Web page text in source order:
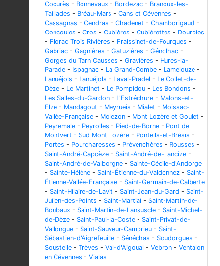
Cocurès - Bonnevaux - Bordezac - Branoux-les-
Taillades - Bréau-Mars - Cans et Cévennes -
Cassagnas - Cendras - Chadenet - Chamborigaud -
Concoules - Cros - Cubières - Cubiérettes - Dourbies
- Florac Trois Rivières - Fraissinet-de-Fourques -
Gabriac - Gagnières - Gatuzières - Génolhac -
Gorges du Tarn Causses - Gravières - Hures-la-
Parade - Ispagnac - La Grand-Combe - Lamelouze -
Lanuéjols - Lanuéjols - Laval-Pradel - Le Collet-de-
Dèze - Le Martinet - Le Pompidou - Les Bondons -
Les Salles-du-Gardon - L'Estréchure - Malons-et-
Elze - Mandagout - Meyrueis - Mialet - Moissac-
Vallée-Française - Molezon - Mont Lozère et Goulet -
Peyremale - Peyrolles - Pied-de-Borne - Pont de
Montvert - Sud Mont Lozère - Ponteils-et-Brésis -
Portes - Pourcharesses - Prévenchères - Rousses -
Saint-André-Capcèze - Saint-André-de-Lancize -
Saint-André-de-Valborgne - Sainte-Cécile-d'Andorge
- Sainte-Hélène - Saint-Étienne-du-Valdonnez - Saint-
Étienne-Vallée-Française - Saint-Germain-de-Calberte
- Saint-Hilaire-de-Lavit - Saint-Jean-du-Gard - Saint-
Julien-des-Points - Saint-Martial - Saint-Martin-de-
Boubaux - Saint-Martin-de-Lansuscle - Saint-Michel-
de-Dèze - Saint-Paul-la-Coste - Saint-Privat-de-
Vallongue - Saint-Sauveur-Camprieu - Saint-
Sébastien-d'Aigrefeuille - Sénéchas - Soudorgues -
Soustelle - Trèves - Val-d'Aigoual - Vebron - Ventalon
en Cévennes - Vialas